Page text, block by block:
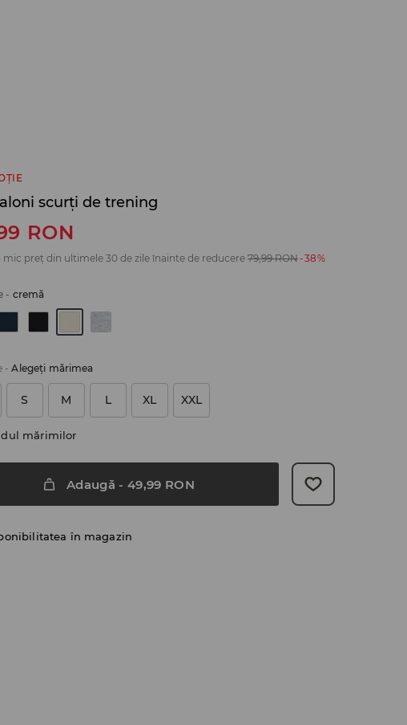
scurți de trening
RON
mic preț din ultimele 30 de zile înainte de reducere 79,99 RON-38%
- cremă
-Alegeţi mărimea
S M L XL XXL
mărimilor
Adaugă - 49,99 RON
în magazin